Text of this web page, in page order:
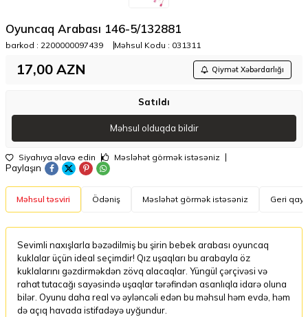
Oyuncaq Arabası 146-5/132881
barkod : 2200000097439 Məhsul Kodu : 031311
17,00 AZN Qiymət Xəbərdarlığı
Satıldı
Məhsul olduqda bildir
Siyahıya əlavə edin Məsləhət görmək istəsəniz
Paylaşın
Məhsul təsviri Ödəniş Məsləhət görmək istəsəniz Geri
Sevimli naxışlarla bəzədilmiş bu şirin bebek arabası oyuncaq
kuklalar üçün ideal seçimdir! Qız uşaqları bu arabayla öz
kuklalarını gəzdirməkdən zövq alacaqlar. Yüngül çərçivəsi və
rahat tutacağı sayəsində uşaqlar tərəfindən asanlıqla idarə oluna
bilər. Oyunu daha real və əyləncəli edən bu məhsul həm evdə, həm
də açıq havada istifadəyə uyğundur.